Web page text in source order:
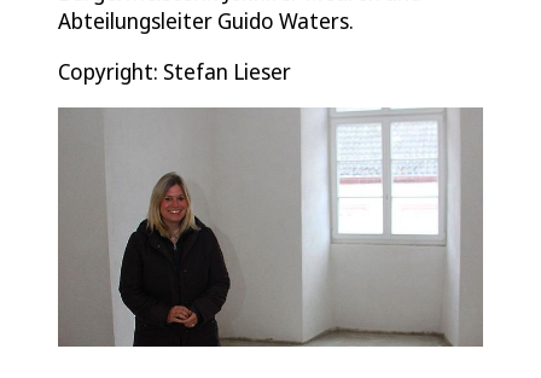
Abteilungsleiter Guido Waters.
Copyright: Stefan Lieser